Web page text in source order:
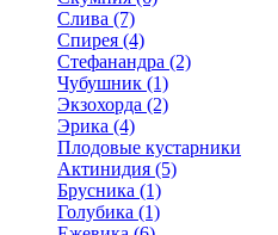
Слива (7)
Спирея (4)
Стефанандра (2)
Чубушник (1)
Экзохорда (2)
Эрика (4)
Плодовые кустарники
Актинидия (5)
Брусника (1)
Голубика (1)